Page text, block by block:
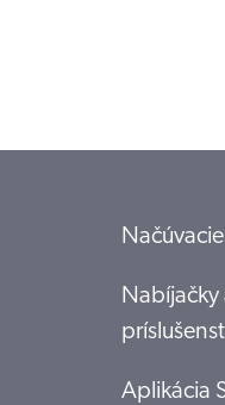
Nabíjačky
Aplikácia